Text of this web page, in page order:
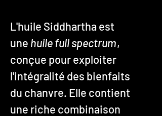
L'huile Siddhartha est
une huile full spectrum,
conçue pour exploiter
l'intégralité des bienfaits
du chanvre. Elle contient
une riche combinaison